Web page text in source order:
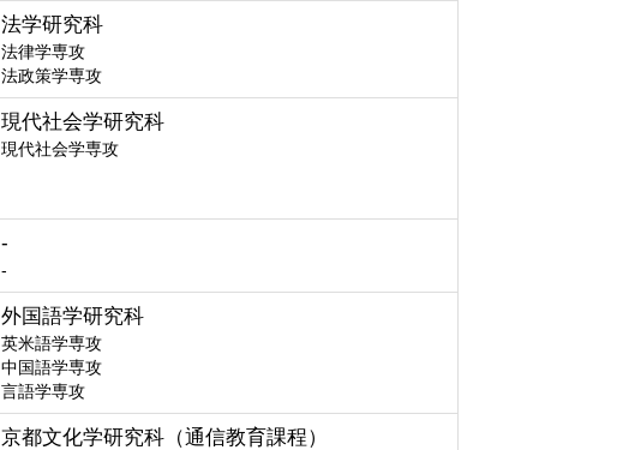
法学研究科
法律学専攻
法政策学専攻
現代社会学研究科
現代社会学専攻
-
-
外国語学研究科
英米語学専攻
中国語学専攻
言語学専攻
京都文化学研究科（通信教育課程）